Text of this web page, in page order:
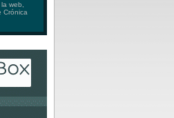
web,
Crónica